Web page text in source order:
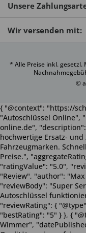
Unsere
Wir versenden mit:
* Alle Preise inkl.
©
{ "@context": "https://
"Autoschlüssel Online",
online.de",
hochwertige Ersatz-
Fahrzeugmarken.
Preise.",
"ratingValue": "5.0",
"Review", "author":
"reviewBody": "Super
Autoschlüssel
"reviewRating": {
"bestRating": "5" } }, {
Wimmer",